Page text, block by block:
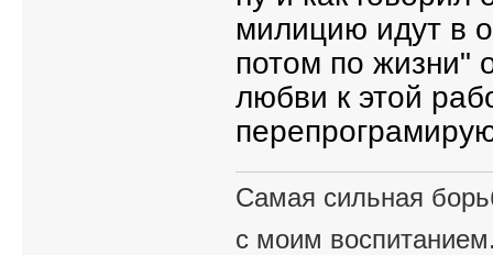
милицию идут в
потом по жизни"
любви к этой
Самая сильная
с моим